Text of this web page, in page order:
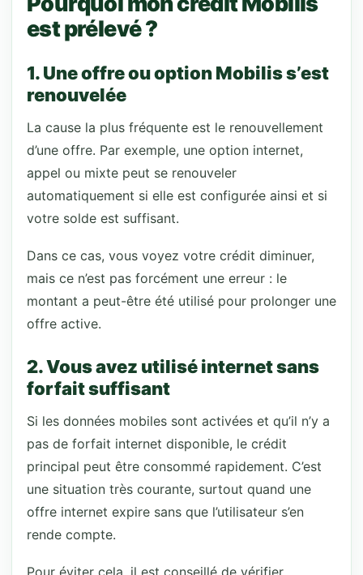
est prélevé ?
1. Une offre ou option Mobilis s’est
renouvelée
La cause la plus fréquente est le renouvellement
d’une offre. Par exemple, une option internet,
appel ou mixte peut se renouveler
automatiquement si elle est configurée ainsi et si
votre solde est suffisant.
Dans ce cas, vous voyez votre crédit diminuer,
mais ce n’est pas forcément une erreur : le
montant a peut-être été utilisé pour prolonger une
offre active.
2. Vous avez utilisé internet sans
forfait suffisant
Si les données mobiles sont activées et qu’il n’y a
pas de forfait internet disponible, le crédit
principal peut être consommé rapidement. C’est
une situation très courante, surtout quand une
offre internet expire sans que l’utilisateur s’en
rende compte.
Pour éviter cela, il est conseillé de vérifier